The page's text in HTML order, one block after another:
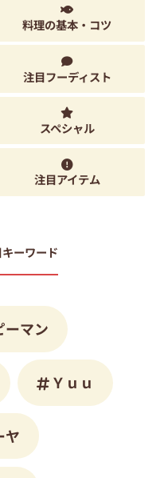
料理の基本・コツ
注目フーディスト
スペシャル
注目アイテム
ーワード
ーマン
Ｙｕｕ
ヤ